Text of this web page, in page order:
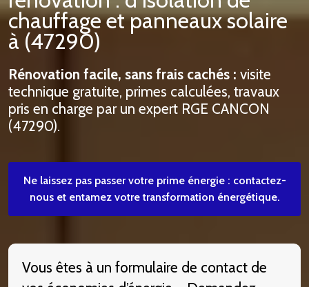
chauffage et panneaux solaire
à (47290)
Rénovation facile, sans frais cachés : visite
technique gratuite, primes calculées, travaux
pris en charge par un expert RGE CANCON
(47290).
Ne laissez pas passer votre prime énergie : contactez-
nous et entamez votre transformation énergétique.
Vous êtes à un formulaire de contact de